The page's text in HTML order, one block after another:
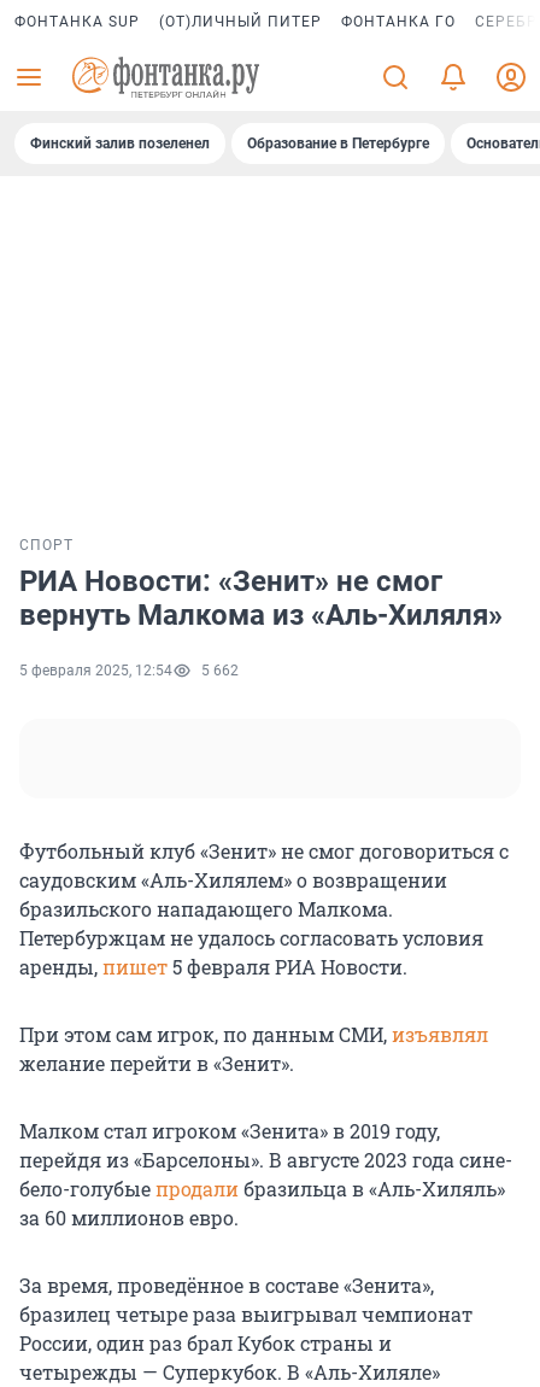
ФОНТАНКА SUP (ОТ)ЛИЧНЫЙ ПИТЕР ФОНТАНКА ГО
Финский залив позеленел Образование в Петербурге
СПОРТ
РИА Новости: «Зенит» не смог
вернуть Малкома из «Аль-Хиляля»
5 февраля 2025, 12:54 5 662
Футбольный клуб «Зенит» не смог договориться с
саудовским «Аль-Хилялем» о возвращении
бразильского нападающего Малкома.
Петербуржцам не удалось согласовать условия
аренды,пишет5 февраля РИА Новости.
При этом сам игрок, по данным СМИ,изъявлял
желание перейти в «Зенит».
Малком стал игроком «Зенита» в 2019 году,
перейдя из «Барселоны». В августе 2023 года сине-
бело-голубыепродалибразильца в «Аль-Хиляль»
за 60 миллионов евро.
За время, проведённое в составе «Зенита»,
бразилец четыре раза выигрывал чемпионат
России, один раз брал Кубок страны и
четырежды — Суперкубок. В «Аль-Хиляле»